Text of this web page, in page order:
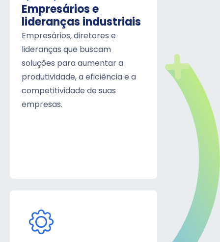
Empresários e
lideranças industriais
Empresários, diretores e
lideranças que buscam
soluções para aumentar a
produtividade, a eficiência e a
competitividade de suas
empresas.